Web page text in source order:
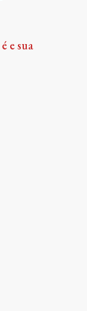
e sua